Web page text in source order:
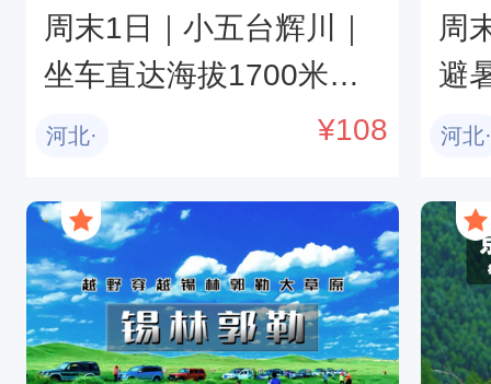
周末1日｜小五台辉川｜
坐车直达海拔1700米节
省20公里の赵长城-辉川
河北· ¥108
周
避
星
河北·